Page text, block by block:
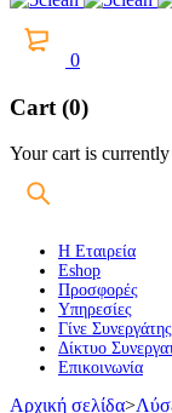
0
Cart (0)
Your cart is
Η Εταιρεία
Eshop
Προσφορές
Υπηρεσίες
Γίνε Συνεργάτης
Δίκτυο
Επικοινωνία
Αρχική σελίδα>